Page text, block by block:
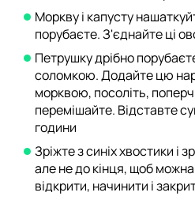
Моркву і капусту
порубаєте. З'єднайте ці
Петрушку дрібно
соломкою. Додайте цю
морквою, посоліть,
перемішайте. Відставте
години
Зріжте з синіх хвостики і
але не до кінця, щоб
відкрити, начинити і